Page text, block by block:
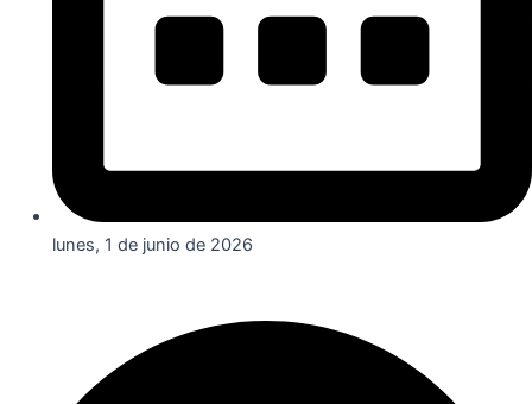
lunes, 1 de junio de 2026